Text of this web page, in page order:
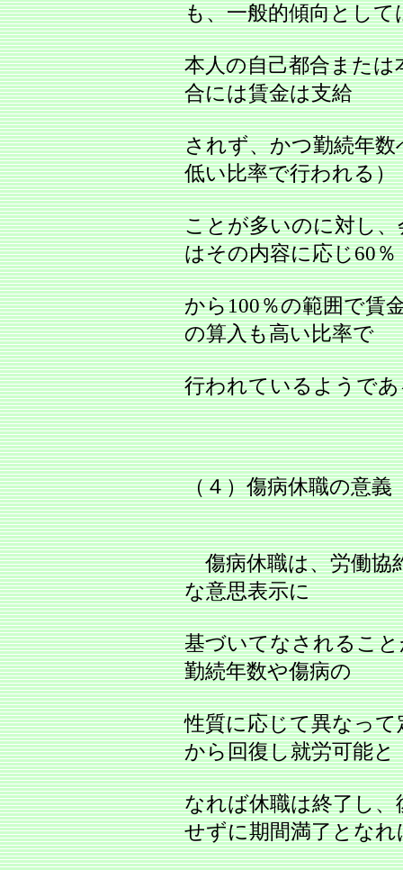
も、一般的傾向として
本人の自己都合また
合には賃金は支給
されず、かつ勤続年
低い比率で行われる）
ことが多いのに対し
はその内容に応じ60％
から100％の範囲で賃
の算入も高い比率で
行われているようで
（４）傷病休職の意義
傷病休職は、労働協
な意思表示に
基づいてなされるこ
勤続年数や傷病の
性質に応じて異なっ
から回復し就労可能と
なれば休職は終了し
せずに期間満了となれ